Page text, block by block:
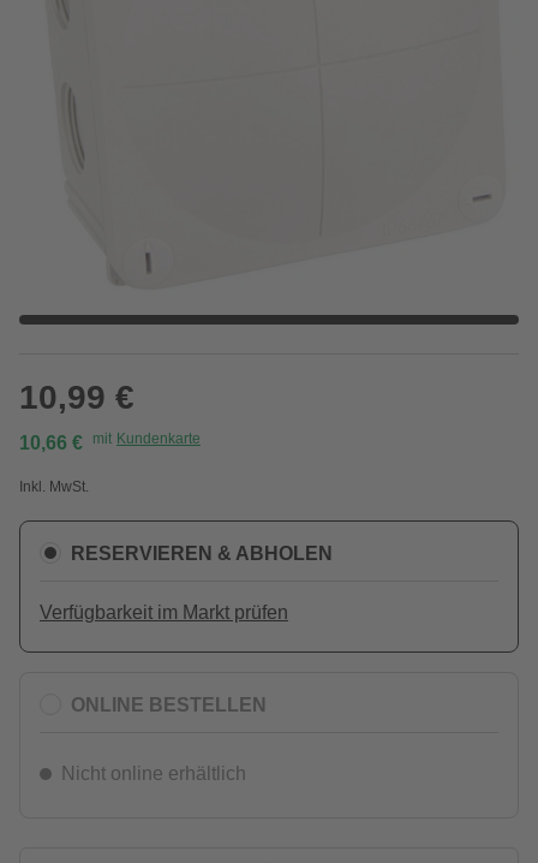
10,99 €
10,66 € mit Kundenkarte
Inkl. MwSt.
RESERVIEREN & ABHOLEN
Verfügbarkeit im Markt prüfen
ONLINE BESTELLEN
Nicht online erhältlich